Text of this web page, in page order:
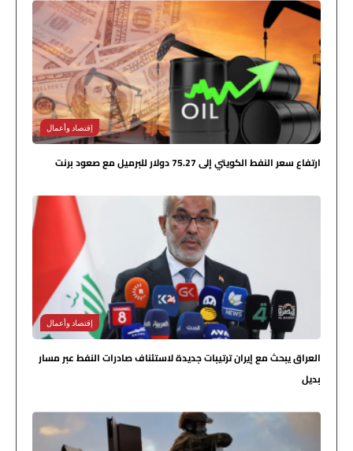
إقتصاد وأعمال
ارتفاع سعر النفط الكويتي إلى 75.27 دولار للبرميل مع صعود برنت
إقتصاد وأعمال
العراق يبحث مع إيران ترتيبات جديدة لاستئناف صادرات النفط عبر مسار
بديل